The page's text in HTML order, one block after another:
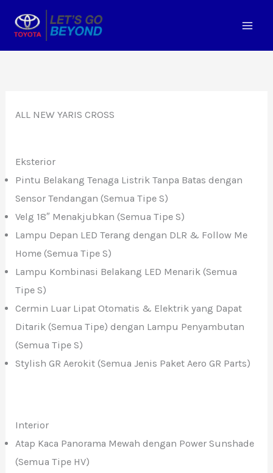
ALL NEW YARIS CROSS
Eksterior
Pintu Belakang Tenaga Listrik Tanpa Batas dengan
Sensor Tendangan (Semua Tipe S)
Velg 18″ Menakjubkan (Semua Tipe S)
Lampu Depan LED Terang dengan DLR & Follow Me
Home (Semua Tipe S)
Lampu Kombinasi Belakang LED Menarik (Semua
Tipe S)
Cermin Luar Lipat Otomatis & Elektrik yang Dapat
Ditarik (Semua Tipe) dengan Lampu Penyambutan
(Semua Tipe S)
Stylish GR Aerokit (Semua Jenis Paket Aero GR Parts)
Interior
Atap Kaca Panorama Mewah dengan Power Sunshade
(Semua Tipe HV)